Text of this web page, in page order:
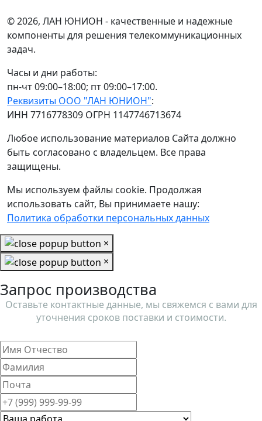
© 2026, ЛАН ЮНИОН - качественные и надежные
компоненты для решения телекоммуникационных
задач.
Часы и дни работы:
пн-чт 09:00–18:00; пт 09:00–17:00.
Реквизиты ООО "ЛАН ЮНИОН":
ИНН 7716778309 ОГРН 1147746713674
Любое использование материалов Сайта должно
быть согласовано с владельцем. Все права
защищены.
Мы используем файлы cookie. Продолжая
использовать сайт, Вы принимаете нашу:
Политика обработки персональных данных
×
×
Запрос производства
Оставьте контактные данные, мы свяжемся с вами для
уточнения сроков поставки и стоимости.